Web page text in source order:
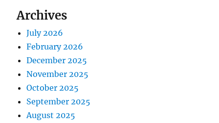
Archives
July 2026
February 2026
December 2025
November 2025
October 2025
September 2025
August 2025